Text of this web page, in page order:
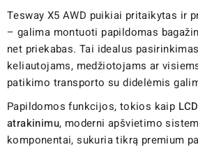
Tesway X5 AWD puikiai pritaikytas ir
– galima montuoti papildomas
net priekabas. Tai idealus
keliautojams, medžiotojams ar
patikimo transporto su didelėmis
Papildomos funkcijos, tokios kaip
atrakinimu, moderni apšvietimo
komponentai, sukuria tikrą premium